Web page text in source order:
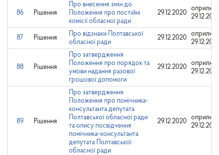
86 Рішення
Про внесення змін до
Положення про постійні
комісії обласної ради
29.12.2020
87 Рішення
Про відзнаки Полтавської
обласної ради
29.12.2020
88 Рішення
Про затвердження
Положення про порядок та
умови надання разової
грошової допомоги
29.12.2020
89 Рішення
Про затвердження
Положення про помічника-
консультанта депутата
Полтавської обласної ради
та опису посвідчення
помічника-консультанта
депутата Полтавської
обласної ради
29.12.2020